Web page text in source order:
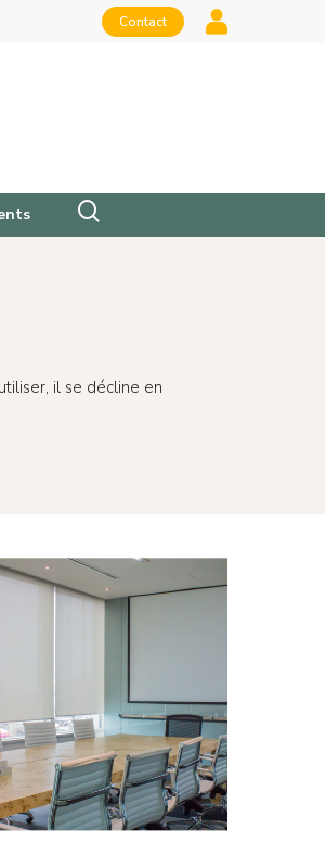
Contact
il se décline en